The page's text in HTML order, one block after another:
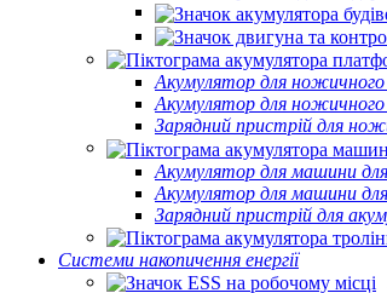
Акумулятор для ножичного
Акумулятор для ножичного
Зарядний пристрій для
Акумулятор для машини
Акумулятор для машини
Зарядний пристрій для
Системи накопичення енергії